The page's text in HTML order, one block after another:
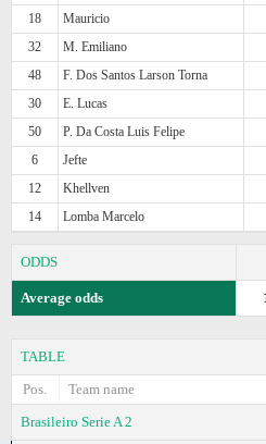
18
Mauricio
32
M. Emiliano
48
F. Dos Santos Larson Torna
30
E. Lucas
50
P. Da Costa Luis Felipe
6
Jefte
12
Khellven
14
Lomba Marcelo
ODDS
Average odds
TABLE
Pos.
Team name
Brasileiro Serie A 2